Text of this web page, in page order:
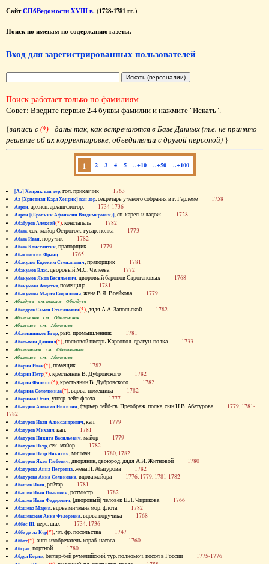
СайтСПбВедомости XVIII в. (1728-1781 гг.)
Поиск по именам по содержанию газеты.
Вход для зарегистрированных пользователей
Поиск работает только по фамилиям
Совет: Введите первые 2-4 буквы фамилии и нажмите "Искать".
{записи с(*)- даны так, как встречаются в Базе Данных (т.е. не принято
решение об их корректировке, объединении с другой персоной) }
1 2 3 4 5 ..+10 ..+50 ..+100
[Аа] Хенрик ван дер, гол. приказчик 1763
Аа [Христиан Карл Хенрик] ван дер, секретарь ученого собрания в г. Гарлеме 1758
Аарон, архиеп. архангелогор. 1734-1736
Аарон [(Еропкин Афанасий Владимирович)], еп. карел. и ладож. 1728
Абабуров Алексей(*), констапель 1782
Абаза, сек.-майор Острогож. гусар. полка 1773
Абаза Иван, поручик 1782
Абаза Константин, прапорщик 1779
Абаковский Франц 1765
Абакулов Евдоким Степанович, прапорщик 1781
Абакумов Влас, дворовый М.С. Челеева 1772
Абакумов Яков Васильевич, дворовый баронов Строгановых 1768
Абакумова Авдотья, помещица 1781
Абакумова Мария Гавриловна, жена В.Я. Воейкова 1779
Абалдуев см. также Оболдуев
Абалдуев Семен Степанович(*), дядя А.А. Запольской 1782
Абаленская см. Оболенская
Абалешев см. Аболешев
Абалишников Егор, рыб. промышленник 1781
Абалыхин Даниил(*), полковой писарь Каргопол. драгун. полка 1733
Абальянинов см. Обольянинов
Абаляшев см. Аболешев
Абарин Иван(*), помещик 1782
Абарин Петр(*), крестьянин В. Дубровского 1782
Абарин Филипп(*), крестьянин В. Дубровского 1782
Абарина Соломонида(*), вдова, помещица 1782
Абаринов Осип, унтер-лейт. флота 1777
Абатуров Алексей Никитич, фурьер лейб-гв. Преображ. полка, сын Н.В. Абатурова 1779, 1781-
1782
Абатуров Иван Александрович, кап. 1779
Абатуров Михаил, кап. 1781
Абатуров Никита Васильевич, майор 1779
Абатуров Петр, сек.-майор 1782
Абатуров Петр Никитич, мичман 1780, 1782
Абатуров Яков Глебович, дворянин, двоюрод. дядя А.И. Житновой 1780
Абатурова Анна Петровна, жена П. Абатурова 1782
Абатурова Анна Семеновна, вдова майора 1776, 1779, 1781-1782
Абашев Иван, рейтар 1781
Абашев Иван Иванович, ротмистр 1782
Абашев Иван Федорович, [дворовый] человек Е.Л. Чирикова 1766
Абашева Мария, вдова мичмана мор. флота 1782
Абашевская Анна Федоровна, вдова поручика 1768
Аббас III, перс. шах 1734, 1736
Аббе де ла Кур(*), чл. фр. посольства 1747
Аббот(*), англ. изобретатель кораб. насоса 1760
Абграт, портной 1780
Абдул Керим, беглер-бей румелийский, тур. полномоч. посол в России 1775-1776